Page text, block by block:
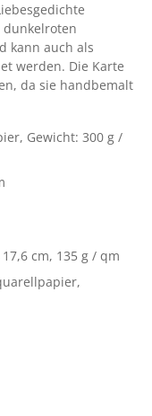
kann auch als
werden. Die Karte
da sie handbemalt
Gewicht: 300 g /
cm, 135 g / qm